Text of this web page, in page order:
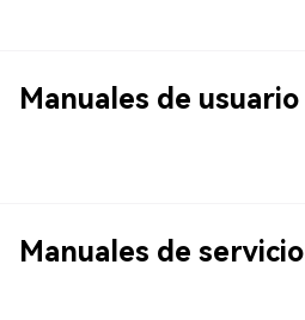
Manuales de usuario
Manuales de servicio